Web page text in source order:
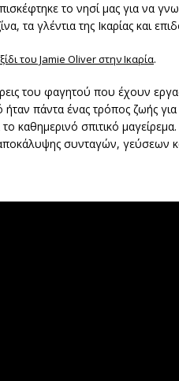
το νησί μας για να
γλέντια της Ικαρίας και
του Jamie Oliver στην Ικαρία.
του φαγητού που έχουν
πάντα ένας τρόπος ζωής
καθημερινό σπιτικό
συνταγών, γεύσεων